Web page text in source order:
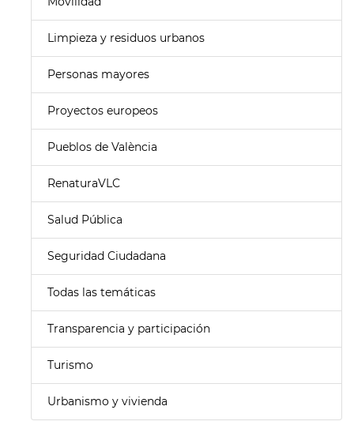
Limpieza y residuos urbanos
Personas mayores
Proyectos europeos
Pueblos de València
RenaturaVLC
Salud Pública
Seguridad Ciudadana
Todas las temáticas
Transparencia y participación
Turismo
Urbanismo y vivienda